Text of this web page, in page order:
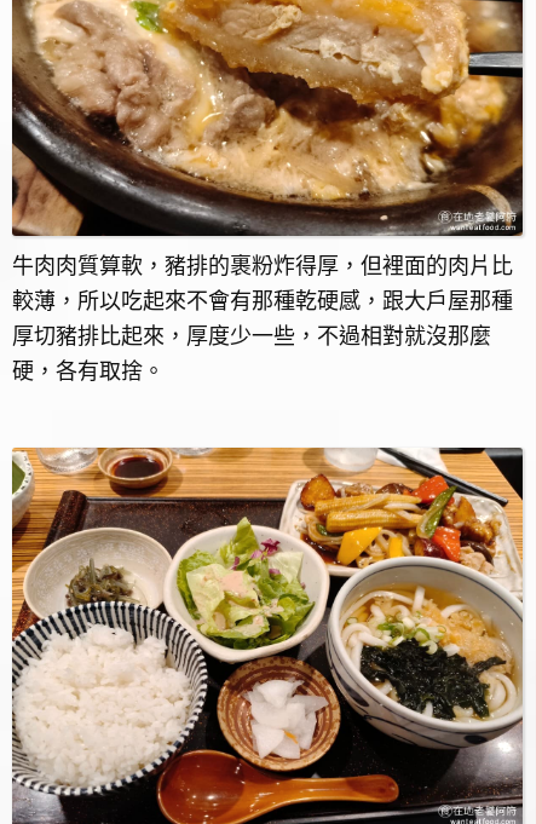
牛肉肉質算軟，豬排的裹粉炸得厚，但裡面的肉片比
較薄，所以吃起來不會有那種乾硬感，跟大戶屋那種
厚切豬排比起來，厚度少一些，不過相對就沒那麼
硬，各有取捨。